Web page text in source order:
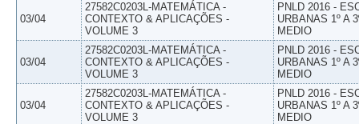
03/04
27582C0203L-MATEMÁTICA -
CONTEXTO & APLICAÇÕES -
VOLUME 3
PNLD 2016 -
URBANAS 1º A
MEDIO
03/04
27582C0203L-MATEMÁTICA -
CONTEXTO & APLICAÇÕES -
VOLUME 3
PNLD 2016 -
URBANAS 1º A
MEDIO
03/04
27582C0203L-MATEMÁTICA -
CONTEXTO & APLICAÇÕES -
VOLUME 3
PNLD 2016 -
URBANAS 1º A
MEDIO